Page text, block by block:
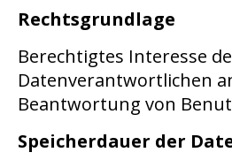
Rechtsgrundlage
Berechtigtes Interesse
Datenverantwortlichen
Beantwortung von
Speicherdauer der